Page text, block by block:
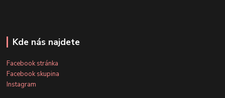
Kde nás najdete
Facebook stránka
Facebook skupina
Instagram